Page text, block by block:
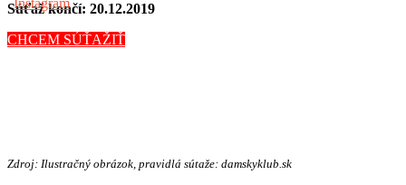
Súťaž končí: 20.12.2019
CHCEM SÚŤAŽIŤ
Zdroj: Ilustračný obrázok, pravidlá sútaže: damskyklub.sk